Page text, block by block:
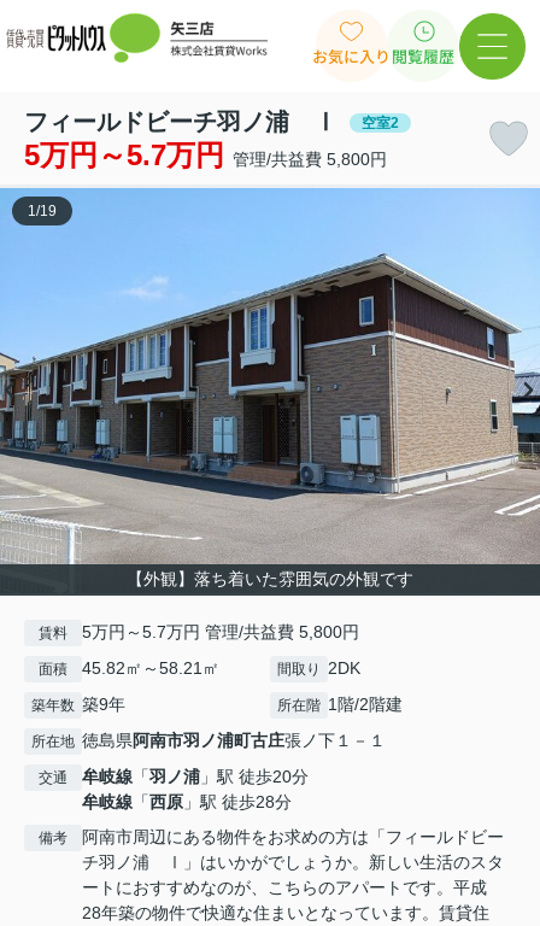
お気に入り 閲覧履歴
フィールドビーチ羽ノ浦 Ⅰ 空室2
5万円～5.7万円 管理/共益費 5,800円
【外観】落ち着いた雰囲気の外観です
1/19
賃料 5万円～5.7万円 管理/共益費 5,800円
面積 45.82㎡～58.21㎡ 間取り 2DK
築年数 築9年 所在階 1階/2階建
所在地 徳島県阿南市羽ノ浦町古庄張ノ下１－１
交通 牟岐線 「羽ノ浦 」駅 徒歩20分
牟岐線 「西原 」駅 徒歩28分
備考
阿南市周辺にある物件をお求めの方は「フィールドビー
チ羽ノ浦 Ⅰ」はいかがでしょうか。新しい生活のスタ
ートにおすすめなのが、こちらのアパートです。平成
28年築の物件で快適な住まいとなっています。賃貸住